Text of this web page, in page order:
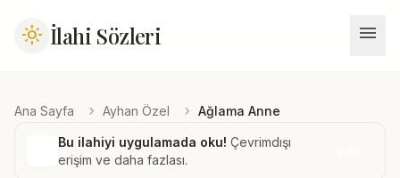
light_mode İlahi Sözleri menu
Ana Sayfa chevron_right Ayhan Özel chevron_right Ağlama Anne
Bu ilahiyi uygulamada oku! Çevrimdışı
erişim ve daha fazlası.